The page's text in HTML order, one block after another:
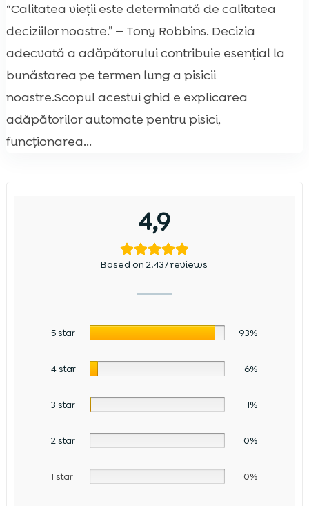
“Calitatea vieții este determinată de calitatea
deciziilor noastre.” — Tony Robbins. Decizia
adecvată a adăpătorului contribuie esențial la
bunăstarea pe termen lung a pisicii
noastre.Scopul acestui ghid e explicarea
adăpătorilor automate pentru pisici,
funcționarea...
4,9
Based on 2.437 reviews
5 star 93%
4 star 6%
3 star 1%
2 star 0%
1 star 0%